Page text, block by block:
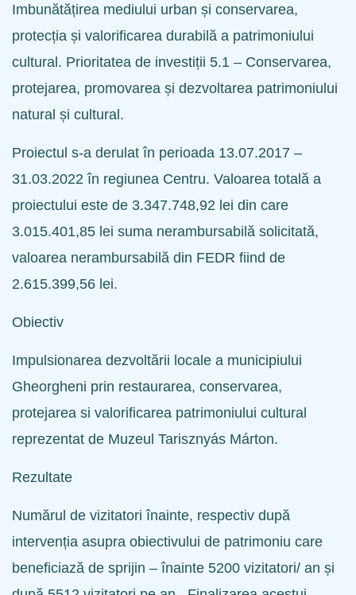
Imbunătățirea mediului urban și conservarea,
protecția și valorificarea durabilă a patrimoniului
cultural. Prioritatea de investiții 5.1 – Conservarea,
protejarea, promovarea și dezvoltarea patrimoniului
natural și cultural.
Proiectul s-a derulat în perioada 13.07.2017 –
31.03.2022 în regiunea Centru. Valoarea totală a
proiectului este de 3.347.748,92 lei din care
3.015.401,85 lei suma nerambursabilă solicitată,
valoarea nerambursabilă din FEDR fiind de
2.615.399,56 lei.
Obiectiv
Impulsionarea dezvoltării locale a municipiului
Gheorgheni prin restaurarea, conservarea,
protejarea si valorificarea patrimoniului cultural
reprezentat de Muzeul Tarisznyás Márton.
Rezultate
Numărul de vizitatori înainte, respectiv după
intervenția asupra obiectivului de patrimoniu care
beneficiază de sprijin – înainte 5200 vizitatori/ an și